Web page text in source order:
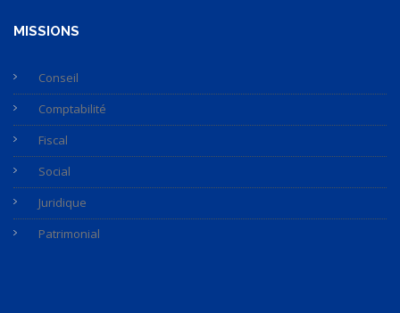
MISSIONS
Conseil
Comptabilité
Fiscal
Social
Juridique
Patrimonial